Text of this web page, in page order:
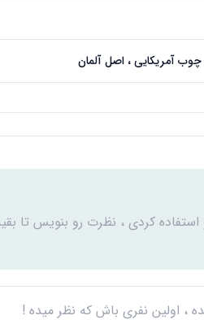
چوب آمریکایی ، اصل آلمان
کردی ، نظرت رو بنویس تا
، اولین نفری باش که نظر میده !